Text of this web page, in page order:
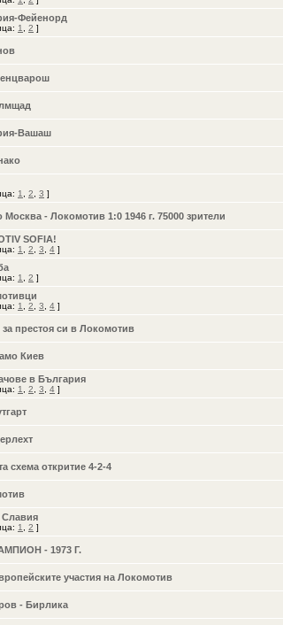
Фейенорд
1 2 ]
Вашаш
1 2 3 ]
- Локомотив 1:0 1946 г. 75000 зрители
SOFIA!
1 2 3 4 ]
1 2 ]
1 2 3 4 ]
престоя си в Локомотив
Киев
в България
1 2 3 4 ]
схема откритие 4-2-4
1 2 ]
- 1973 Г.
участия на Локомотив
- Бирлика